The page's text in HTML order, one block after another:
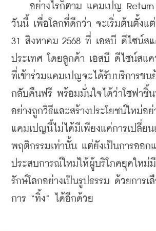
อย่างไรก็ตาม แคมเปญ
วันนี้ เพื่อโลกที่ดีกว่า จะเริ่มต้นตั้งแ
31 สิงหาคม 2568 ที่ เอสบี ดีไซน์สแ
ประเทศ
โดยลูกค้า เอสบี ดีไซน์สแ
ที่เข้าร่วมแคมเปญจะได้รับบริการขน
กลับคืนฟรี พร้อมมั่นใจได้ว่าโซฟาชิ้
อย่างถูกวิธีและสร้างประโยชน์ใหม่อ
แคมเปญนี้ไม่ได้มีเพียงแค่การเปลี่ยน
พฤติกรรมเท่านั้น แต่ยังเป็นการออก
ประสบการณ์ใหม่ให้ผู้บริโภคยุคใหม่
รักษ์โลกอย่างเป็นรูปธรรม ด้วยการ
การ “ทิ้ง” ได้อีกด้วย